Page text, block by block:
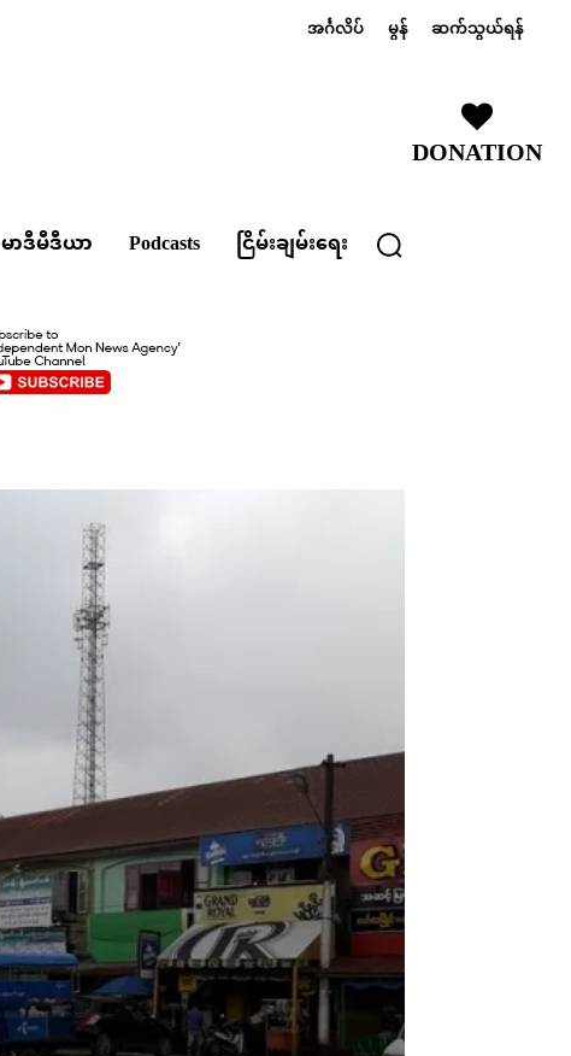
အင်္ဂလိပ် မွန် ဆက်သွယ်ရန်
DONATION
မာဒီမီဒီယာ Podcasts ငြိမ်းချမ်းရေး